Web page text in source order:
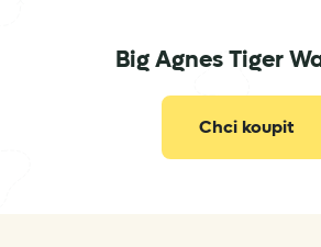
Big Agnes Tiger
Chci koupit